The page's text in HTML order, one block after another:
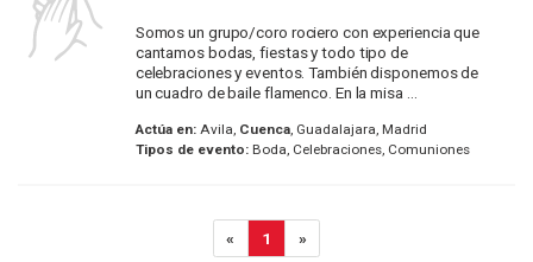
Somos un grupo/coro rociero con experiencia que
cantamos bodas, fiestas y todo tipo de
celebraciones y eventos. También disponemos de
un cuadro de baile flamenco. En la misa ...
Actúa en:Avila, Cuenca, Guadalajara, Madrid
Tipos de evento:Boda, Celebraciones, Comuniones
« 1 »